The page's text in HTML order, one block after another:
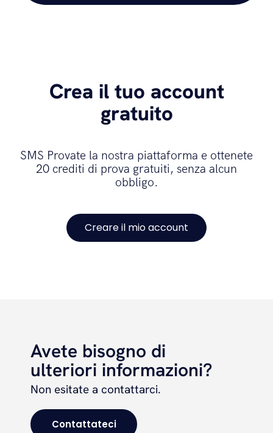
Crea il tuo account
gratuito
SMS Provate la nostra piattaforma e ottenete
20 crediti di prova gratuiti, senza alcun
obbligo.
Creare il mio account
Avete bisogno di
ulteriori informazioni?
Non esitate a contattarci.
Contattateci